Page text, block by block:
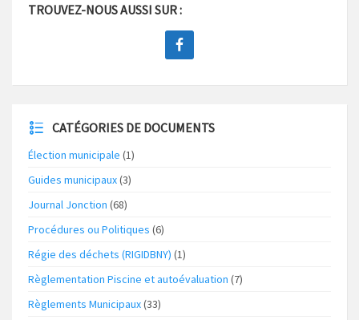
TROUVEZ-NOUS AUSSI SUR :
CATÉGORIES DE DOCUMENTS
Élection municipale (1)
Guides municipaux(3)
Journal Jonction (68)
Procédures ou Politiques (6)
Régie des déchets (RIGIDBNY) (1)
Règlementation Piscine et autoévaluation (7)
Règlements Municipaux(33)